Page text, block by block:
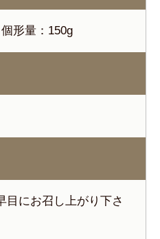
形量：150g
目にお召し上がり下さ